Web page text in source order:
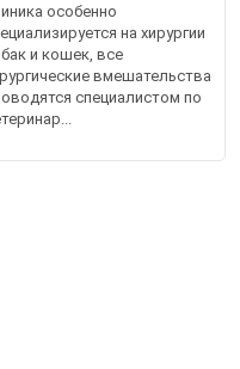
особенно
на хирургии
и кошек, все
вмешательства
специалистом по